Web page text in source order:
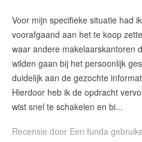
Voor mijn specifieke situatie had
voorafgaand aan het te koop
waar andere makelaarskantoren
wilden gaan bij het persoonlijk
duidelijk aan de gezochte
Hierdoor heb ik de opdracht
wist snel te schakelen en bi...
Recensie door Een funda